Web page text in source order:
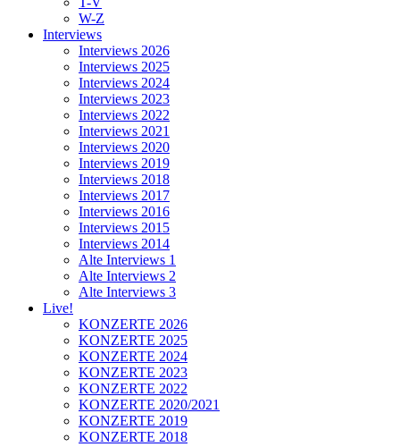
W-Z
Interviews
Interviews 2026
Interviews 2025
Interviews 2024
Interviews 2023
Interviews 2022
Interviews 2021
Interviews 2020
Interviews 2019
Interviews 2018
Interviews 2017
Interviews 2016
Interviews 2015
Interviews 2014
Alte Interviews 1
Alte Interviews 2
Alte Interviews 3
Live!
KONZERTE 2026
KONZERTE 2025
KONZERTE 2024
KONZERTE 2023
KONZERTE 2022
KONZERTE 2020/2021
KONZERTE 2019
KONZERTE 2018